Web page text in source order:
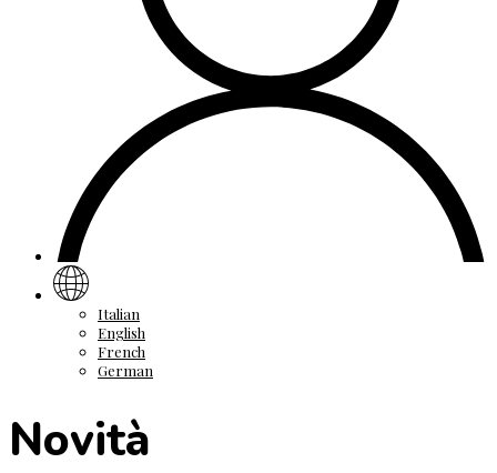
Italian
English
French
German
Novità